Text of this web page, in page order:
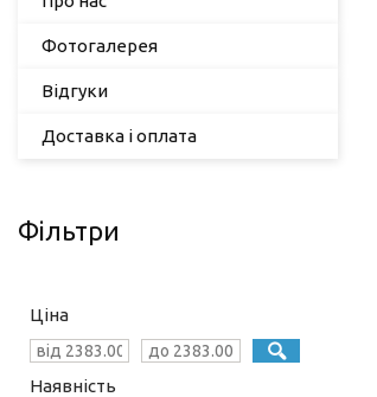
Фотогалерея
Відгуки
Доставка і оплата
Фільтри
Ціна
Наявність